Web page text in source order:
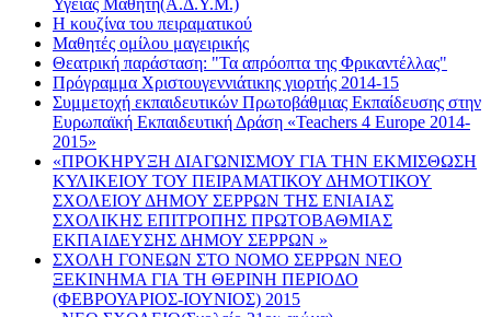
Η κουζίνα του πειραματικού
Μαθητές ομίλου μαγειρικής
Θεατρική παράσταση: "Τα απρόοπτα της Φρικαντέλλας"
Πρόγραμμα Χριστουγεννιάτικης γιορτής 2014-15
Συμμετοχή εκπαιδευτικών Πρωτοβάθμιας Εκπαίδευσης στην
Ευρωπαϊκή Εκπαιδευτική Δράση «Teachers 4 Europe 2014-
2015»
«ΠΡΟΚΗΡΥΞΗ ΔΙΑΓΩΝΙΣΜΟΥ ΓΙΑ ΤΗΝ ΕΚΜΙΣΘΩΣΗ
ΚΥΛΙΚΕΙΟΥ ΤΟΥ ΠΕΙΡΑΜΑΤΙΚΟΥ ΔΗΜΟΤΙΚΟΥ
ΣΧΟΛΕΙΟΥ ΔΗΜΟΥ ΣΕΡΡΩΝ ΤΗΣ ΕΝΙΑΙΑΣ
ΣΧΟΛΙΚΗΣ ΕΠΙΤΡΟΠΗΣ ΠΡΩΤΟΒΑΘΜΙΑΣ
ΕΚΠΑΙΔΕΥΣΗΣ ΔΗΜΟΥ ΣΕΡΡΩΝ »
ΣΧΟΛΗ ΓΟΝΕΩΝ ΣΤΟ ΝΟΜΟ ΣΕΡΡΩΝ ΝΕΟ
ΞΕΚΙΝΗΜΑ ΓΙΑ ΤH ΘΕΡΙΝΗ ΠΕΡΙΟΔΟ
(ΦΕΒΡΟΥΑΡΙΟΣ-ΙΟΥΝΙΟΣ) 2015